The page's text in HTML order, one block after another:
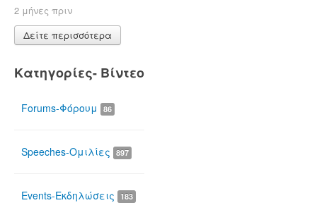
2 μήνες πριν
Δείτε περισσότερα
Κατηγορίες- Βίντεο
Forums-Φόρουμ 86
Speeches-Ομιλίες 897
Events-Εκδηλώσεις 183